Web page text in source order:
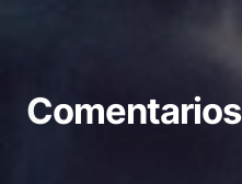
Comentarios